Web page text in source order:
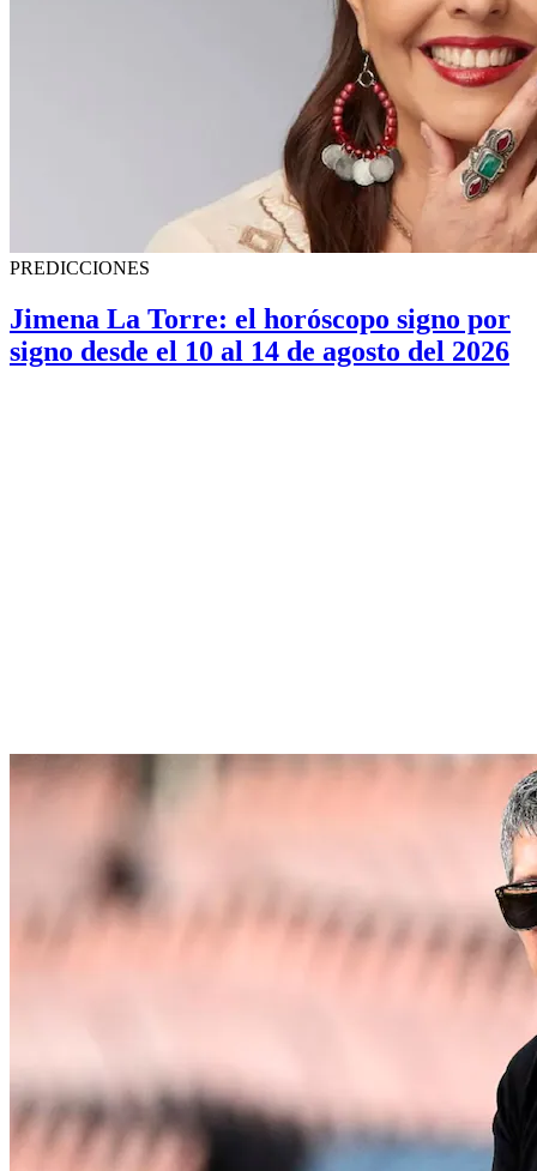
PREDICCIONES
Jimena La Torre: el horóscopo signo por
signo desde el 10 al 14 de agosto del 2026